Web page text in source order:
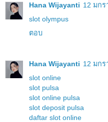
Hana Wijayanti 12 มกร
slot olympus
ตอบ
Hana Wijayanti 12 มกร
slot online
slot pulsa
slot online pulsa
slot deposit pulsa
daftar slot online